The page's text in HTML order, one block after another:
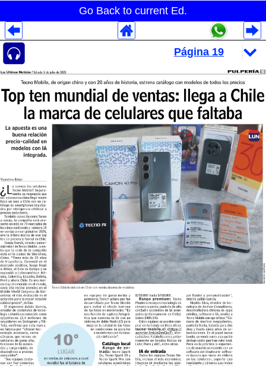
Go Back to current Ed.
Despliegues Analytics
Despliegues Totales
Despliegues por Rubros